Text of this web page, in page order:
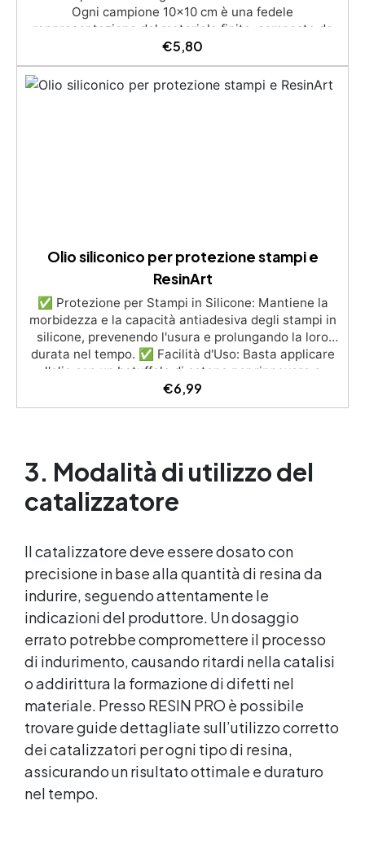
Ogni campione 10x10 cm è una fedele
rappresentazione del materiale finito, composto da
ghiaia naturale e resina trasparente ad alte
prestazioni.Ideale per vedere da vicino l’effetto
estetico, sentire la texture al tatto e testare la
compattezza e la porosità del materiale. Perfetto per
€5,80
Olio siliconico per protezione stampi e
ResinArt
✅ Protezione per Stampi in Silicone: Mantiene la
morbidezza e la capacità antiadesiva degli stampi in
silicone, prevenendo l'usura e prolungando la loro
durata nel tempo. ✅ Facilità d'Uso: Basta applicare
l'olio con un batuffolo di cotone per rinnovare e
proteggere la superficie dello stampo, mantenendo
la sua efficienza. ✅ Effetti Speciali nella Resina:
coloranti acrilici nelle tecniche di pouring per
ottenere l'effetto bagnato e dare una dimensione
extra alle tue opere d'arte. ✅ Versatilità e
creative nelle arti visive e nella creazione di resina.
€6,99
3. Modalità di utilizzo del
catalizzatore
Il catalizzatore deve essere dosato con
precisione in base alla quantità di resina da
indurire, seguendo attentamente le
indicazioni del produttore. Un dosaggio
errato potrebbe compromettere il processo
di indurimento, causando ritardi nella catalisi
o addirittura la formazione di difetti nel
materiale. Presso RESIN PRO è possibile
trovare guide dettagliate sull’utilizzo corretto
dei catalizzatori per ogni tipo di resina,
assicurando un risultato ottimale e duraturo
nel tempo.